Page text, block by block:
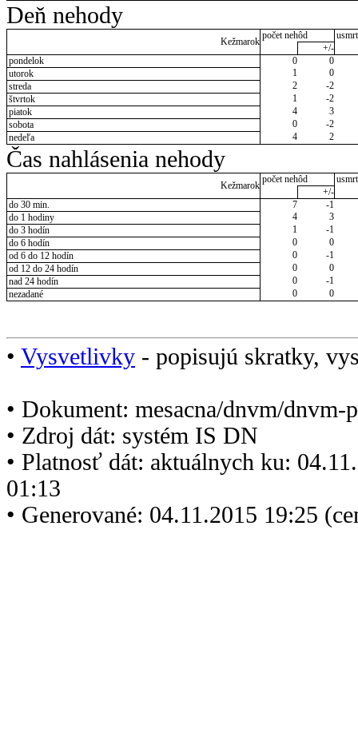
Deň nehody
Kežmarok
počet nehôd
+/-
pondelok
0
0
utorok
1
0
streda
2
-2
štvrtok
1
-2
piatok
4
3
sobota
0
-2
nedeľa
4 2
Čas nahlásenia nehody
Kežmarok
počet nehôd
+/-
do 30 min.
7
-1
do 1 hodiny
4
3
do 3 hodín
1
-1
do 6 hodín
0
0
od 6 do 12 hodín
0
-1
od 12 do 24 hodín
0
0
nad 24 hodín
0
-1
nezadané
0 0
• Vysvetlivky - popisujú skratky,
• Dokument: mesacna/dnvm/dnvm-
• Zdroj dát: systém IS DN
• Platnosť dát: aktuálnych ku:
01:13
• Generované: 04.11.2015 19:25